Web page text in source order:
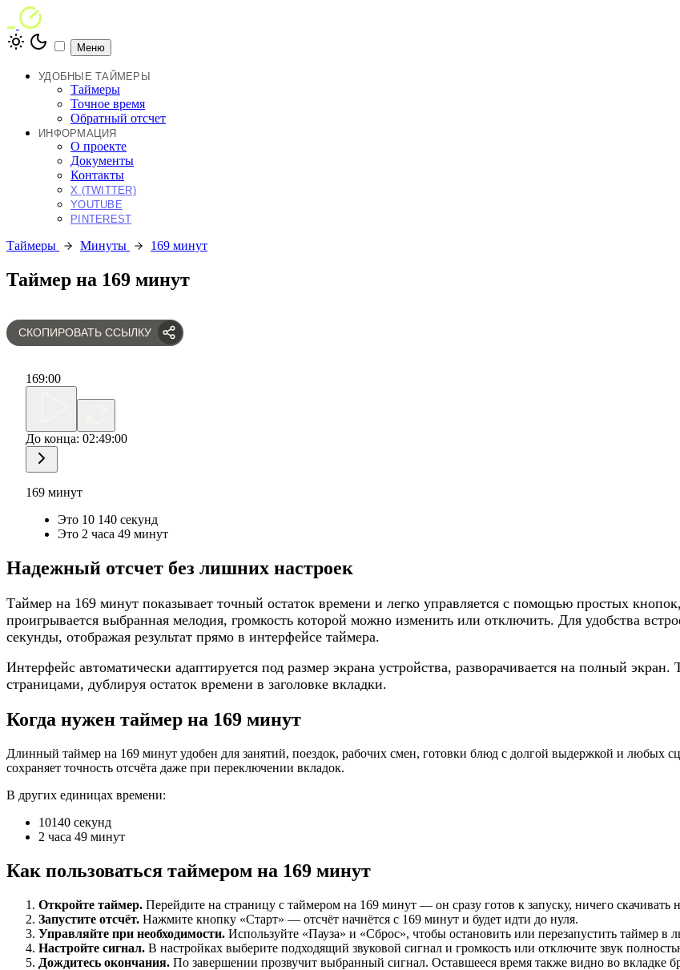
Меню
УДОБНЫЕ ТАЙМЕРЫ
Таймеры
Точное время
Обратный отсчет
ИНФОРМАЦИЯ
О проекте
Документы
Контакты
X (TWITTER)
YOUTUBE
PINTEREST
Таймеры Минуты 169 минут
Таймер на 169 минут
СКОПИРОВАТЬ ССЫЛКУ
169:00
До конца: 02:49:00
169 минут
Это 10 140 секунд
Это 2 часа 49 минут
НАСТРОЙКИ
HANDY TIMERS
Надежный отсчет без лишних настроек
Таймер на 169 минут показывает точный остаток времени и легко управляется с помощью простых
проигрывается выбранная мелодия, громкость которой можно изменить или отключить. Для удобства
секунды, отображая результат прямо в интерфейсе таймера.
Интерфейс автоматически адаптируется под размер экрана устройства, разворачивается на полный
страницами, дублируя остаток времени в заголовке вкладки.
Когда нужен таймер на 169 минут
Длинный таймер на 169 минут удобен для занятий, поездок, рабочих смен, готовки блюд с долгой выдержкой и любых
сохраняет точность отсчёта даже при переключении вкладок.
В других единицах времени:
10140 секунд
2 часа 49 минут
Как пользоваться таймером на 169 минут
Откройте таймер. Перейдите на страницу с таймером на 169 минут — он сразу готов к запуску, ничего скачивать
Запустите отсчёт. Нажмите кнопку «Старт» — отсчёт начнётся с 169 минут и будет идти до нуля.
Управляйте при необходимости. Используйте «Пауза» и «Сброс», чтобы остановить или перезапустить таймер в
Настройте сигнал. В настройках выберите подходящий звуковой сигнал и громкость или отключите звук
Дождитесь окончания. По завершении прозвучит выбранный сигнал. Оставшееся время также видно во вкладке